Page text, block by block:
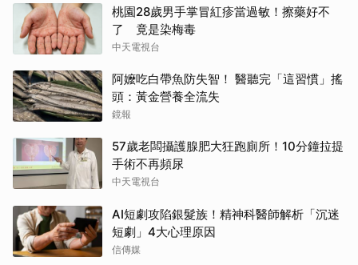
桃園28歲男手掌冒紅疹當過敏！擦藥好不
了 竟是染梅毒
中天電視台
阿嬤吃白帶魚防失智！ 醫聽完「這習慣」搖
頭：黃金營養全流失
鏡報
57歲老闆攝護腺肥大狂跑廁所！10分鐘拉提
手術不再頻尿
中天電視台
AI短劇攻陷銀髮族！精神科醫師解析「沉迷
短劇」4大心理原因
信傳媒